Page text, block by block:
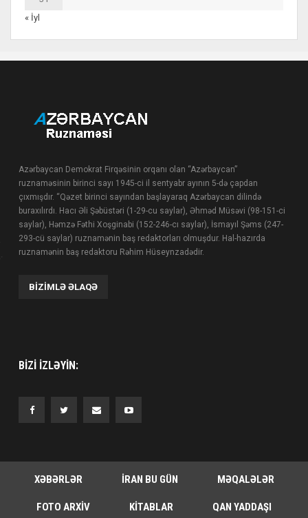
« İyl
Azərbaycan Demokrat Firqəsinin orqanı olan “Azərbaycan”
ruznaməsinin birinci sayı 1945-ci il sentyabr ayının 5-də çapdan
çıxmışdır. “Qəzet birinci sayından başlayaraq Azərbaycan dilində
buraxılırdı. Hacı Əli Şəbüstəri (1-29-cu saylar), Əhməd Müsəvi (98-151-ci
saylar), Həmzə Fəthi Xoşginabi (152-246-cı saylar), İsmayıl Şəms (247-
293-cü saylar) ruznamənin baş redaktorları olmuşdur. Hal-hazırda
ruznamənin baş redaktoru Rəhim Hüseynzadədir.
BIZIMLƏ ƏLAQƏ
BIZI IZLƏYIN:
XƏBƏRLƏR İRAN BU GÜN MƏQALƏLƏR
FOTO ARXIV KITABLAR QAN YADDAŞI